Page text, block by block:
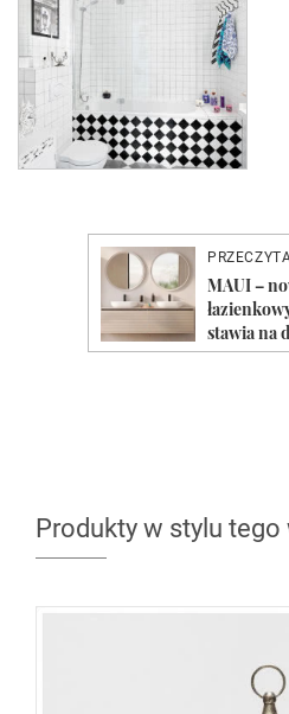
Produkty w stylu tego